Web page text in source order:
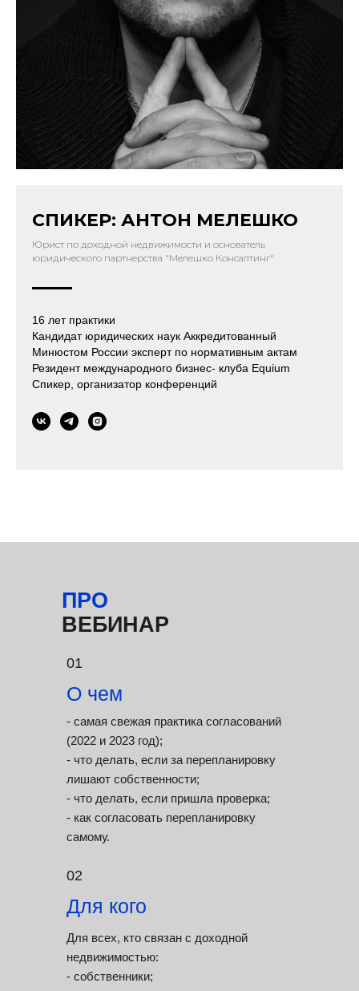
СПИКЕР: АНТОН МЕЛЕШКО
Юрист по доходной недвижимости и основатель
юридического партнерства "Мелешко Консалтинг"
16 лет практики
Кандидат юридических наук Аккредитованный
Минюстом России эксперт по нормативным актам
Резидент международного бизнес- клуба Equium
Спикер, организатор конференций
ПРО
ВЕБИНАР
О чем
- самая свежая практика согласований
(2022 и 2023 год);
- что делать, если за перепланировку
лишают собственности;
- что делать, если пришла проверка;
- как согласовать перепланировку
самому.
01
Для кого
Для всех, кто связан с доходной
недвижимостью:
- собственники;
02